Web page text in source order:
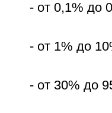
- от 0,1% до
- от 1% до
- от 30% до